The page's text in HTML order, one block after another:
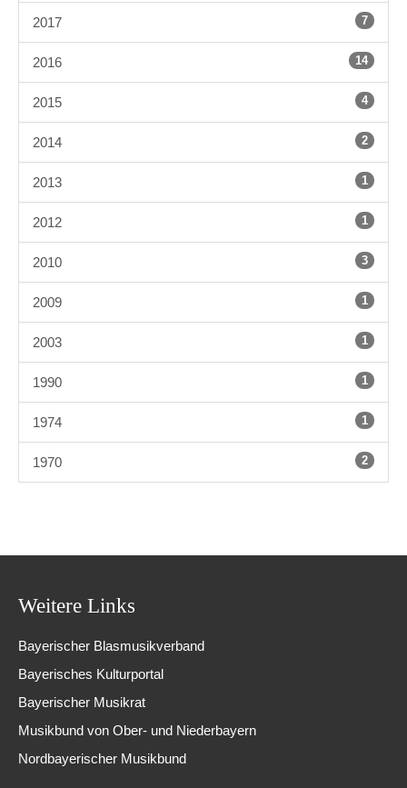
2017 7
2016 14
2015 4
2014 2
2013 1
2012 1
2010 3
2009 1
2003 1
1990 1
1974 1
1970 2
Weitere Links
Bayerischer Blasmusikverband
Bayerisches Kulturportal
Bayerischer Musikrat
Musikbund von Ober- und Niederbayern
Nordbayerischer Musikbund